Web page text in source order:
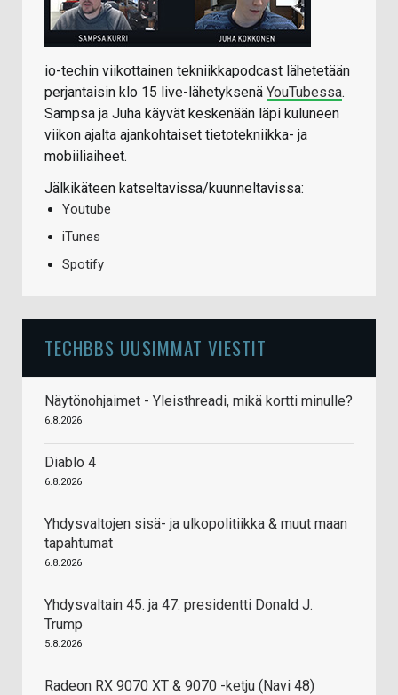
io-techin viikottainen tekniikkapodcast lähetetään
perjantaisin klo 15 live-lähetyksenä YouTubessa.
Sampsa ja Juha käyvät keskenään läpi kuluneen
viikon ajalta ajankohtaiset tietotekniikka- ja
mobiiliaiheet.
Jälkikäteen katseltavissa/kuunneltavissa:
Youtube
iTunes
Spotify
TECHBBS UUSIMMAT VIESTIT
Näytönohjaimet - Yleisthreadi, mikä kortti minulle?
6.8.2026
Diablo 4
6.8.2026
Yhdysvaltojen sisä- ja ulkopolitiikka & muut maan
tapahtumat
6.8.2026
Yhdysvaltain 45. ja 47. presidentti Donald J.
Trump
5.8.2026
Radeon RX 9070 XT & 9070 -ketju (Navi 48)